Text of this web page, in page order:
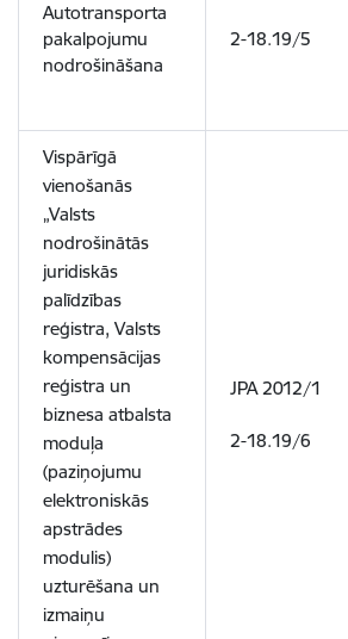
Autotransporta
pakalpojumu
nodrošināšana
2-18.19/5
Vispārīgā
vienošanās
„Valsts
nodrošinātās
juridiskās
palīdzības
reģistra, Valsts
kompensācijas
reģistra un
biznesa atbalsta
moduļa
(paziņojumu
elektroniskās
apstrādes
modulis)
uzturēšana un
izmaiņu
JPA 2012/1
2-18.19/6